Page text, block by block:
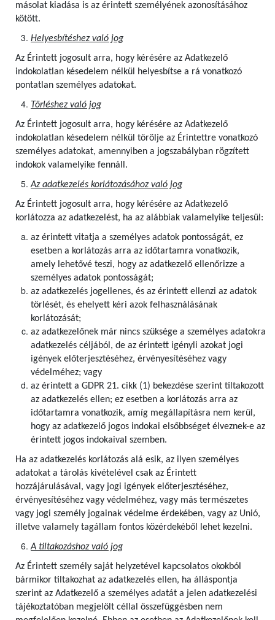
másolat kiadása is az érintett személyének azonosításához
kötött.
Helyesbítéshez való jog
Az Érintett jogosult arra, hogy kérésére az Adatkezelő
indokolatlan késedelem nélkül helyesbítse a rá vonatkozó
pontatlan személyes adatokat.
Törléshez való jog
Az Érintett jogosult arra, hogy kérésére az Adatkezelő
indokolatlan késedelem nélkül törölje az Érintettre vonatkozó
személyes adatokat, amennyiben a jogszabályban rögzített
indokok valamelyike fennáll.
Az adatkezelés korlátozásához való jog
Az Érintett jogosult arra, hogy kérésére az Adatkezelő
korlátozza az adatkezelést, ha az alábbiak valamelyike teljesül:
az érintett vitatja a személyes adatok pontosságát, ez
esetben a korlátozás arra az időtartamra vonatkozik,
amely lehetővé teszi, hogy az adatkezelő ellenőrizze a
személyes adatok pontosságát;
az adatkezelés jogellenes, és az érintett ellenzi az adatok
törlését, és ehelyett kéri azok felhasználásának
korlátozását;
az adatkezelőnek már nincs szüksége a személyes adatokra
adatkezelés céljából, de az érintett igényli azokat jogi
igények előterjesztéséhez, érvényesítéséhez vagy
védelméhez; vagy
az érintett a GDPR 21. cikk (1) bekezdése szerint tiltakozott
az adatkezelés ellen; ez esetben a korlátozás arra az
időtartamra vonatkozik, amíg megállapításra nem kerül,
hogy az adatkezelő jogos indokai elsőbbséget élveznek-e az
érintett jogos indokaival szemben.
Ha az adatkezelés korlátozás alá esik, az ilyen személyes
adatokat a tárolás kivételével csak az Érintett
hozzájárulásával, vagy jogi igények előterjesztéséhez,
érvényesítéséhez vagy védelméhez, vagy más természetes
vagy jogi személy jogainak védelme érdekében, vagy az Unió,
illetve valamely tagállam fontos közérdekéből lehet kezelni.
A tiltakozáshoz való jog
Az Érintett személy saját helyzetével kapcsolatos okokból
bármikor tiltakozhat az adatkezelés ellen, ha álláspontja
szerint az Adatkezelő a személyes adatát a jelen adatkezelési
tájékoztatóban megjelölt céllal összefüggésben nem